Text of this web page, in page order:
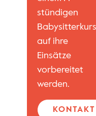
stündigen
Babysitterkurs
auf ihre
Einsätze
vorbereitet
werden.
KONTAKT